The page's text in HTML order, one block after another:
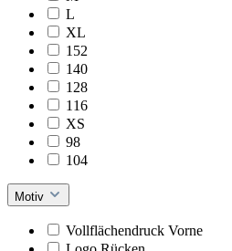
L
XL
152
140
128
116
XS
98
104
Motiv
Vollflächendruck Vorne